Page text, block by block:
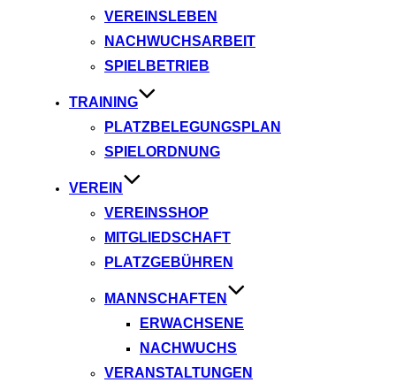
VEREINSLEBEN
NACHWUCHSARBEIT
SPIELBETRIEB
TRAINING
PLATZBELEGUNGSPLAN
SPIELORDNUNG
VEREIN
VEREINSSHOP
MITGLIEDSCHAFT
PLATZGEBÜHREN
MANNSCHAFTEN
ERWACHSENE
NACHWUCHS
VERANSTALTUNGEN